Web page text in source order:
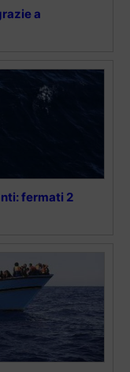
a
fermati 2